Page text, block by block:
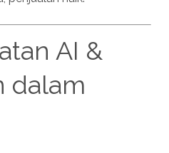
AI &
dalam